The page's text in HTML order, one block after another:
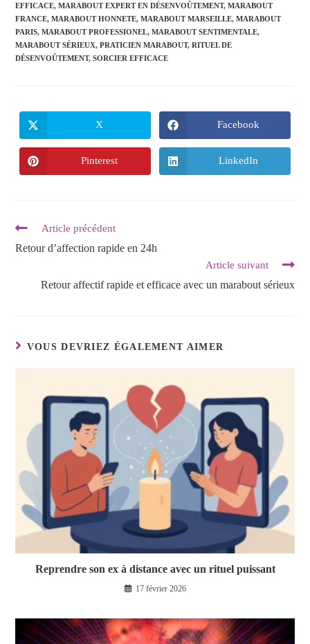
EFFICACE, MARABOUT EXPERT EN DÉSENVOÛTEMENT, MARABOUT
FRANCE, MARABOUT HONNETE, MARABOUT MARSEILLE, MARABOUT
PARIS, MARABOUT PROFESSIONEL, MARABOUT SENTIMENTALE,
MARABOUT SÉRIEUX, PRATICIEN MARABOUT, RITUEL DE
DÉSENVOÛTEMENT, SORCIER EFFICACE
X Facebook
Pinterest LinkedIn
Article précédent
Retour d’affection rapide en 24h
Article suivant
Retour affectif rapide et efficace avec un marabout sérieux
VOUS DEVRIEZ ÉGALEMENT AIMER
Reprendre son ex à distance avec un rituel puissant
17 février 2026